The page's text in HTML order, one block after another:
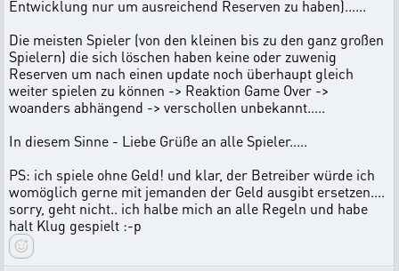
Entwicklung nur um ausreichend Reserven zu haben)......
Die meisten Spieler (von den kleinen bis zu den ganz großen
Spielern) die sich löschen haben keine oder zuwenig
Reserven um nach einen update noch überhaupt gleich
weiter spielen zu können -> Reaktion Game Over ->
woanders abhängend -> verschollen unbekannt.....
In diesem Sinne - Liebe Grüße an alle Spieler.....
PS: ich spiele ohne Geld! und klar, der Betreiber würde ich
womöglich gerne mit jemanden der Geld ausgibt ersetzen....
sorry, geht nicht.. ich halbe mich an alle Regeln und habe
halt Klug gespielt :-p